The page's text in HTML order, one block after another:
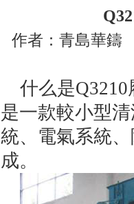
作者：青島華
什么是Q3210
是一款較小型
統、電氣系統
成。